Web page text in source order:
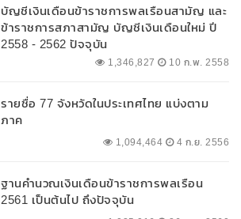
บัญชีเงินเดือนข้าราชการพลเรือนสามัญ และ
ข้าราชการสภาสามัญ บัญชีเงินเดือนใหม่ ปี
2558 - 2562 ปัจจุบัน
1,346,827 10 ก.พ. 2558
รายชื่อ 77 จังหวัดในประเทศไทย แบ่งตาม
ภาค
1,094,464 4 ก.ย. 2556
ฐานคำนวณเงินเดือนข้าราชการพลเรือน
2561 เป็นต้นไป ถึงปัจจุบัน